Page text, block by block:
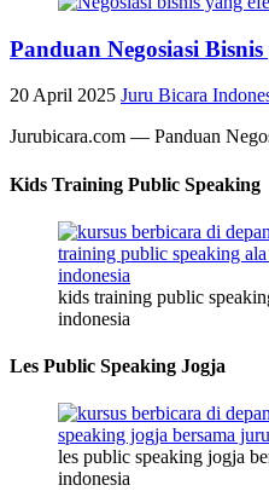
Panduan Negosiasi
20 April 2025 Juru Bicara
Jurubicara.com — Panduan
Kids Training Public Speaking
kids training public
indonesia
Les Public Speaking Jogja
les public speaking jogja
indonesia